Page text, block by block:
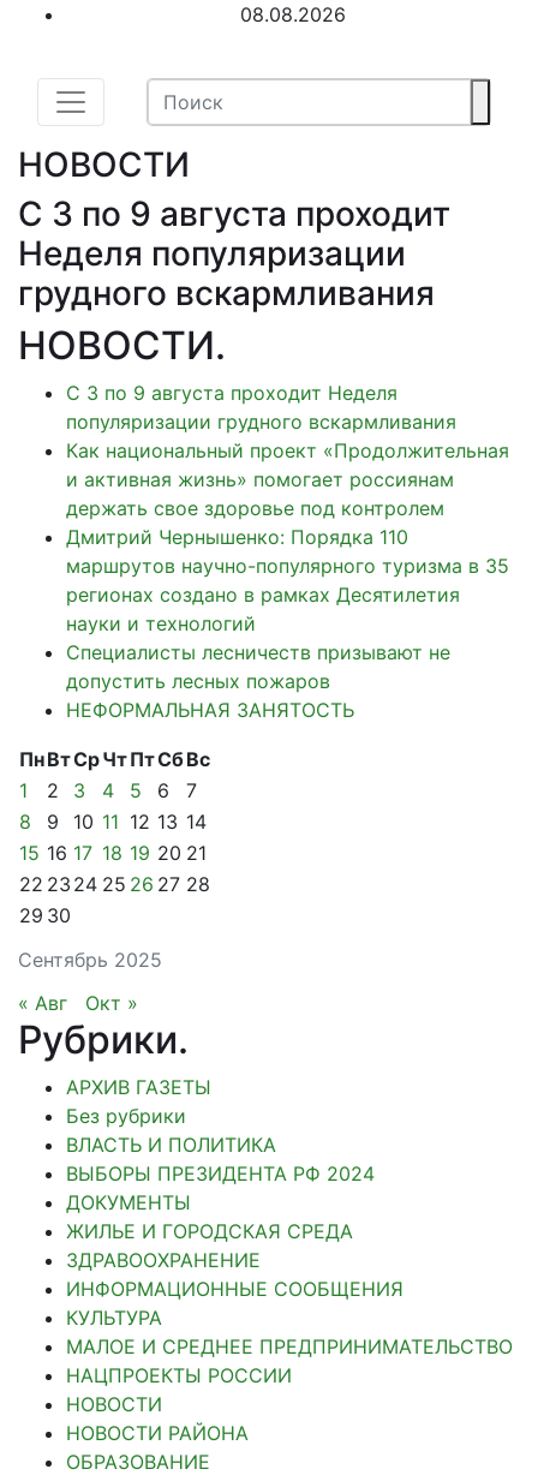
08.08.2026
НОВОСТИ
С 3 по 9 августа проходит
Неделя популяризации
грудного вскармливания
НОВОСТИ.
С 3 по 9 августа проходит Неделя
популяризации грудного вскармливания
Как национальный проект «Продолжительная
и активная жизнь» помогает россиянам
держать свое здоровье под контролем
Дмитрий Чернышенко: Порядка 110
маршрутов научно-популярного туризма в 35
регионах создано в рамках Десятилетия
науки и технологий
Специалисты лесничеств призывают не
допустить лесных пожаров
НЕФОРМАЛЬНАЯ ЗАНЯТОСТЬ
Сентябрь 2025
ПнВтСрЧтПтСбВс
1
2 3 4 5 6
7
8
9 10 11 12 13 14
15 16 17 18 19 20 21
22 23 24 25 26 27 28
29 30
« Авг Окт »
Рубрики.
АРХИВ ГАЗЕТЫ
Без рубрики
ВЛАСТЬ И ПОЛИТИКА
ВЫБОРЫ ПРЕЗИДЕНТА РФ 2024
ДОКУМЕНТЫ
ЖИЛЬЕ И ГОРОДСКАЯ СРЕДА
ЗДРАВООХРАНЕНИЕ
ИНФОРМАЦИОННЫЕ СООБЩЕНИЯ
КУЛЬТУРА
МАЛОЕ И СРЕДНЕЕ ПРЕДПРИНИМАТЕЛЬСТВО
НАЦПРОЕКТЫ РОССИИ
НОВОСТИ
НОВОСТИ РАЙОНА
ОБРАЗОВАНИЕ